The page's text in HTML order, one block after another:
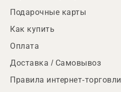
Подарочные карты
Как купить
Оплата
Доставка / Самовывоз
Правила интернет-торговли